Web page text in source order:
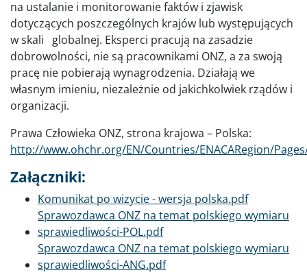
na ustalanie i monitorowanie faktów i zjawisk
dotyczących poszczególnych krajów lub występujących
w skali globalnej. Eksperci pracują na zasadzie
dobrowolności, nie są pracownikami ONZ, a za swoją
pracę nie pobierają wynagrodzenia. Działają we
własnym imieniu, niezależnie od jakichkolwiek rządów i
organizacji.
Prawa Człowieka ONZ, strona krajowa – Polska:
http://www.ohchr.org/EN/Countries/ENACARegion/
Załączniki:
Dokument
Komunikat po wizycie - wersja polska.pdf
Dokument
Sprawozdawca ONZ na temat polskiego wymiaru
sprawiedliwości-POL.pdf
Dokument
Sprawozdawca ONZ na temat polskiego wymiaru
sprawiedliwości-ANG.pdf